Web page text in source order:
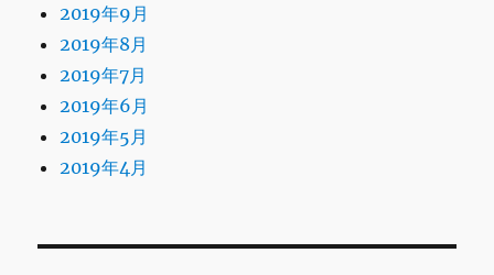
2019年9月
2019年8月
2019年7月
2019年6月
2019年5月
2019年4月